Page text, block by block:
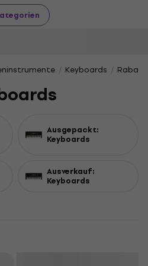
Keyboards
Ausgepackt:
Keyboards
Ausverkauf:
Keyboards